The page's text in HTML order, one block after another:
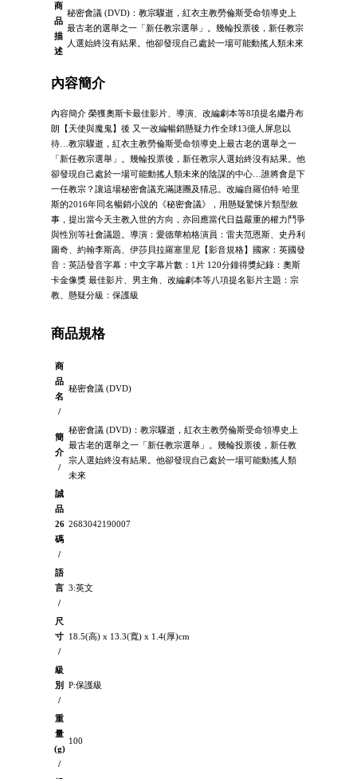
商
品
描
述
秘密會議 (DVD)：教宗驟逝，紅衣主教勞倫斯受命領導史上
最古老的選舉之一「新任教宗選舉」。幾輪投票後，新任教宗
人選始終沒有結果。他卻發現自己處於一場可能動搖人類未來
內容簡介
內容簡介 榮獲奧斯卡最佳影片、導演、改編劇本等8項提名繼丹布
朗【天使與魔鬼】後 又一改編暢銷懸疑力作全球13億人屏息以
待…教宗驟逝，紅衣主教勞倫斯受命領導史上最古老的選舉之一
「新任教宗選舉」。幾輪投票後，新任教宗人選始終沒有結果。他
卻發現自己處於一場可能動搖人類未來的陰謀的中心…誰將會是下
一任教宗？讓這場秘密會議充滿謎團及猜忌。改編自羅伯特·哈里
斯的2016年同名暢銷小說的《秘密會議》，用懸疑驚悚片類型敘
事，提出當今天主教入世的方向，亦回應當代日益嚴重的權力鬥爭
與性別等社會議題。導演：愛德華柏格演員：雷夫范恩斯、史丹利
圖奇、約翰李斯高、伊莎貝拉羅塞里尼【影音規格】國家：英國發
音：英語發音字幕：中文字幕片數：1片 120分鐘得獎紀錄：奧斯
卡金像獎 最佳影片、男主角、改編劇本等八項提名影片主題：宗
教、懸疑分級：保護級
商品規格
商
品
名
/
秘密會議 (DVD)
簡
介
/
秘密會議 (DVD)：教宗驟逝，紅衣主教勞倫斯受命領導史上
最古老的選舉之一「新任教宗選舉」。幾輪投票後，新任教
宗人選始終沒有結果。他卻發現自己處於一場可能動搖人類
未來
誠
品
26
碼
/
2683042190007
語
言
/
3:英文
尺
寸
/
18.5(高) x 13.3(寬) x 1.4(厚)cm
級
別
/
P:保護級
重
量
(g)
/
100